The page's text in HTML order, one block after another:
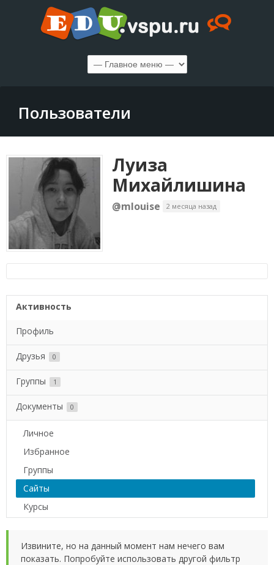
Пользователи
Луиза
Михайлишина
@mlouise 2 месяца назад
Активность
Профиль
Друзья 0
Группы 1
Документы 0
Личное
Избранное
Группы
Сайты
Курсы
Извините, но на данный момент нам нечего вам
показать. Попробуйте использовать другой фильтр